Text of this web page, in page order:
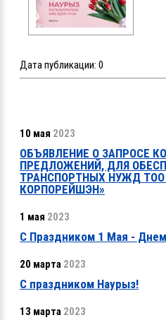
Дата публикации: 0
10 мая 2023
ОБЪЯВЛЕНИЕ О ЗАПРОСЕ
ПРЕДЛОЖЕНИЙ, ДЛЯ
ТРАНСПОРТНЫХ НУЖД
КОРПОРЕЙШЭН»
1 мая 2023
С Праздником 1 Мая -
20 марта 2023
С праздником Наурыз!
13 марта 2023